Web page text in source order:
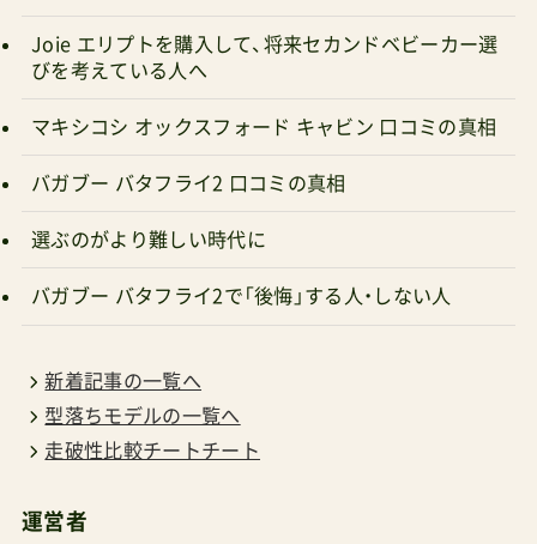
Joie エリプトを購入して、将来セカンドベビーカー選
びを考えている人へ
マキシコシ オックスフォード キャビン 口コミの真相
バガブー バタフライ2 口コミの真相
選ぶのがより難しい時代に
バガブー バタフライ2で「後悔」する人・しない人
新着記事の一覧へ
型落ちモデルの一覧へ
走破性比較チートチート
運営者